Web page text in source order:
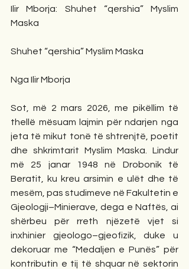
Ilir Mborja: Shuhet “qershia” Myslim
Maska
Shuhet “qershia” Myslim Maska
Nga Ilir Mborja
Sot, më 2 mars 2026, me pikëllim të
thellë mësuam lajmin për ndarjen nga
jeta të mikut tonë të shtrenjtë, poetit
dhe shkrimtarit Myslim Maska. Lindur
më 25 janar 1948 në Drobonik të
Beratit, ku kreu arsimin e ulët dhe të
mesëm, pas studimeve në Fakultetin e
Gjeologji–Minierave, dega e Naftës, ai
shërbeu për rreth njëzetë vjet si
inxhinier gjeologo–gjeofizik, duke u
dekoruar me “Medaljen e Punës” për
kontributin e tij të shquar në sektorin